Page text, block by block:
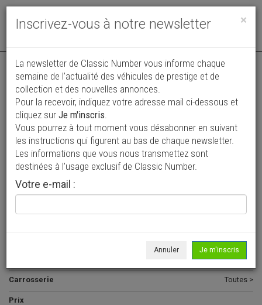
Toggle
Vos annonces vues par
plus de 4 millions de collectionneurs
Ajouter une annonce
> Rechercher un véhicule
Tous >
Carrosserie Toutes >
Prix
×
Inscrivez-vous à notre newsletter
La newsletter de Classic Number vous informe chaque
semaine de l’actualité des véhicules de prestige et de
collection et des nouvelles annonces.
Pour la recevoir, indiquez votre adresse mail ci-dessous et
cliquez sur Je m'inscris.
Vous pourrez à tout moment vous désabonner en suivant
les instructions qui figurent au bas de chaque newsletter.
Les informations que vous nous transmettez sont
destinées à l’usage exclusif de Classic Number.
Votre e-mail :
Annuler Je m'inscris